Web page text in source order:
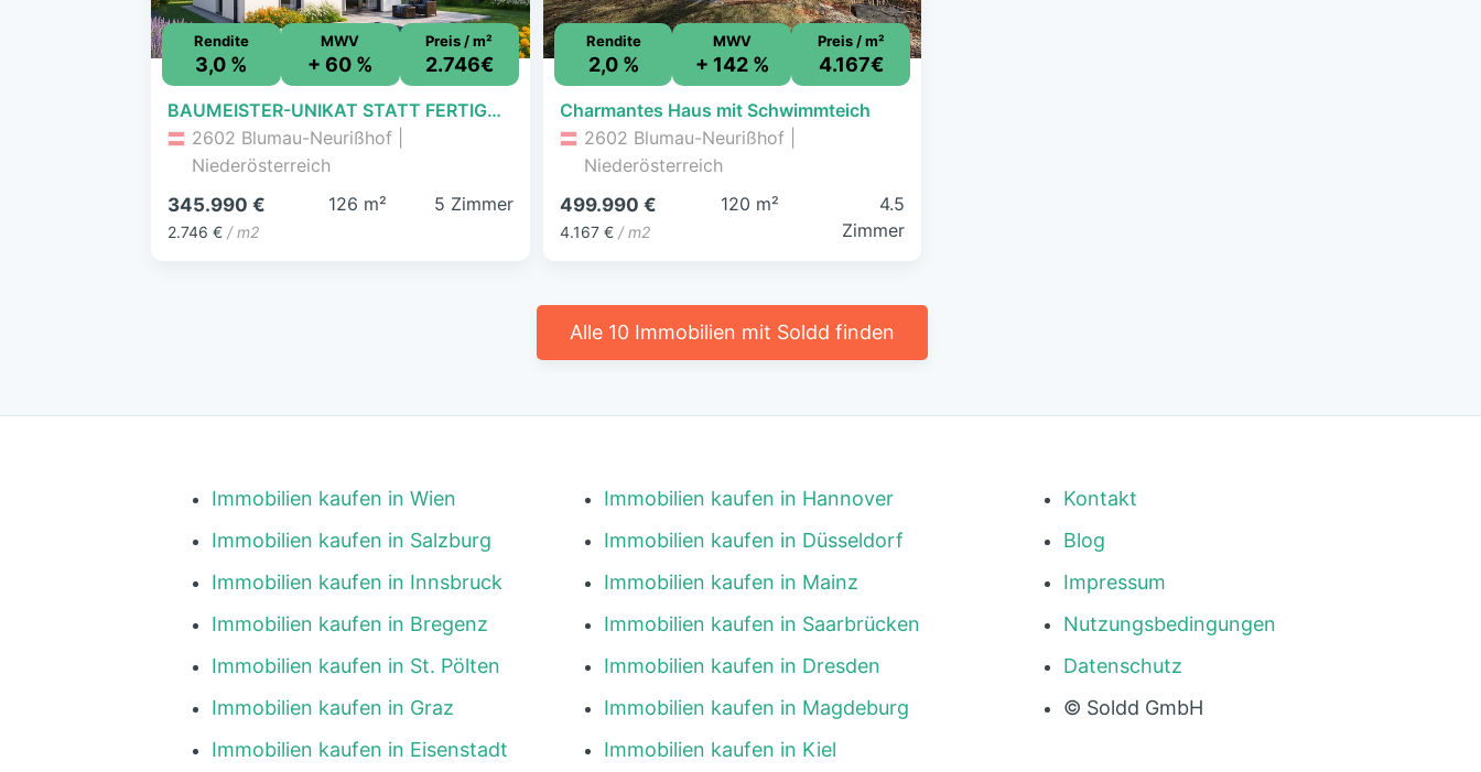
Rendite
3,0 %
MWV
+ 60 %
Preis / m²
2.746€
BAUMEISTER-UNIKAT STATT FERTIGHAUS: Aktionshaus DELIA & Grund monatlich schon ab € 2.198,-*
2602 Blumau-Neurißhof |
Niederösterreich
345.990 €
2.746 € / m2
126 m² 5 Zimmer
Rendite
2,0 %
MWV
+ 142 %
Preis / m²
4.167€
Charmantes Haus mit Schwimmteich
2602 Blumau-Neurißhof |
Niederösterreich
499.990 €
4.167 €/ m2
120 m²
4.5
Zimmer
Alle 10 Immobilien mit Soldd finden
Immobilien kaufen in Wien
Immobilien kaufen in Salzburg
Immobilien kaufen in Innsbruck
Immobilien kaufen in Bregenz
Immobilien kaufen in St. Pölten
Immobilien kaufen in Graz
Immobilien kaufen in Eisenstadt
Immobilien kaufen in Hannover
Immobilien kaufen in Düsseldorf
Immobilien kaufen in Mainz
Immobilien kaufen in Saarbrücken
Immobilien kaufen in Dresden
Immobilien kaufen in Magdeburg
Immobilien kaufen in Kiel
Kontakt
Blog
Impressum
Nutzungsbedingungen
Datenschutz
© Soldd GmbH